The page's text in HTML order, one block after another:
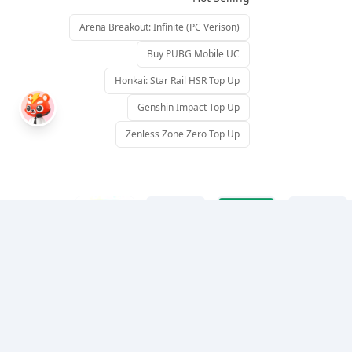
Arena Breakout: Infinite (PC Verison)
Buy PUBG Mobile UC
Honkai: Star Rail HSR Top Up
Genshin Impact Top Up
Zenless Zone Zero Top Up